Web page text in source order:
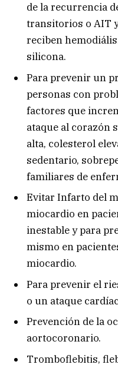
de la recurrencia
transitorios o AIT
reciben
silicona.
Para prevenir un
personas con
factores que
ataque al corazón
alta, colesterol
sedentario,
familiares de
Evitar Infarto del
miocardio en
inestable y para
mismo en
miocardio.
Para prevenir el
o un ataque
Prevención de la
aortocoronario.
Tromboflebitis,